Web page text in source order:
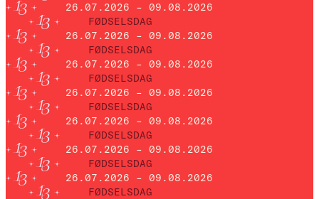
26.07.2026 – 09.08.2026
FØDSELSDAG
26.07.2026 – 09.08.2026
FØDSELSDAG
26.07.2026 – 09.08.2026
FØDSELSDAG
26.07.2026 – 09.08.2026
FØDSELSDAG
26.07.2026 – 09.08.2026
FØDSELSDAG
26.07.2026 – 09.08.2026
FØDSELSDAG
26.07.2026 – 09.08.2026
FØDSELSDAG